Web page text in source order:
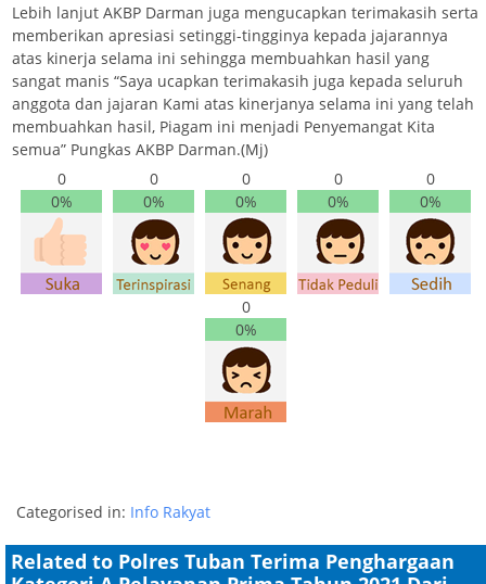
Lebih lanjut AKBP Darman juga mengucapkan terimakasih serta
memberikan apresiasi setinggi-tingginya kepada jajarannya
atas kinerja selama ini sehingga membuahkan hasil yang
sangat manis “Saya ucapkan terimakasih juga kepada seluruh
anggota dan jajaran Kami atas kinerjanya selama ini yang telah
membuahkan hasil, Piagam ini menjadi Penyemangat Kita
semua” Pungkas AKBP Darman.(Mj)
0
0%
0
0%
0
0%
0
0%
0
0%
0
0%
Categorised in: Info Rakyat
Related to Polres Tuban Terima Penghargaan